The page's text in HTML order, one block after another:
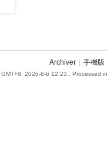
Archiver 手機版
GMT+8, 2026-8-6 12:23 , Processed